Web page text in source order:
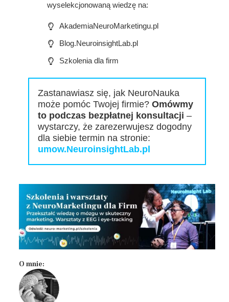
wyselekcjonowaną wiedzę na:
AkademiaNeuroMarketingu.pl
Blog.NeuroinsightLab.pl
Szkolenia dla firm
Zastanawiasz się, jak NeuroNauka
może pomóc Twojej firmie?Omówmy
to podczas bezpłatnej konsultacji –
wystarczy, że zarezerwujesz dogodny
dla siebie termin na stronie:
umow.NeuroinsightLab.pl
O mnie: